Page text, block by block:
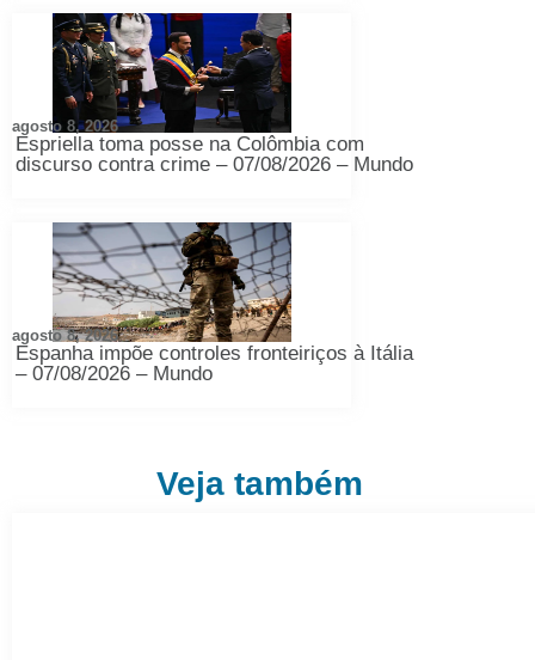
Espriella toma posse na Colômbia com
discurso contra crime – 07/08/2026 – Mundo
agosto 8, 2026
Espanha impõe controles fronteiriços à Itália
– 07/08/2026 – Mundo
agosto 8, 2026
Veja também